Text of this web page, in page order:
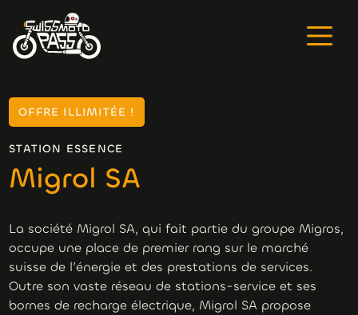
OFFRE ILLIMITÉE !
STATION ESSENCE
Migrol SA
La société Migrol SA, qui fait partie du groupe Migros,
occupe une place de premier rang sur le marché
suisse de l’énergie et des prestations de services.
Outre son vaste réseau de stations-service et ses
bornes de recharge électrique, Migrol SA propose